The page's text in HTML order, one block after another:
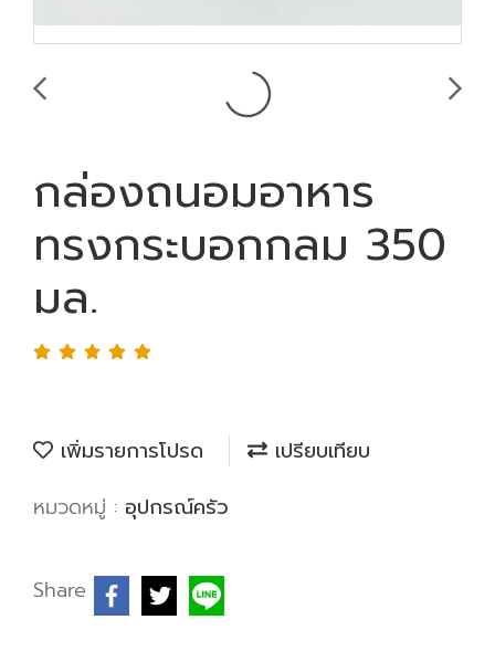
กล่องถนอมอาหาร
ทรงกระบอกกลม 350
มล.
เพิ่มรายการโปรด
เปรียบเทียบ
หมวดหมู่ : อุปกรณ์ครัว
Share